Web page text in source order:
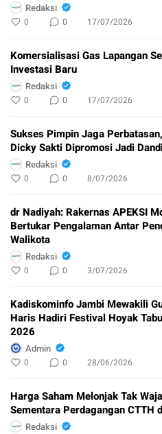
Redaksi
0 0 17/07/2026
Komersialisasi Gas Lapangan
Investasi Baru
Redaksi
0 0 17/07/2026
Sukses Pimpin Jaga
Dicky Sakti Dipromosi Jadi
Redaksi
0 0 8/07/2026
dr Nadiyah: Rakernas APEKSI
Bertukar Pengalaman Antar
Walikota
Redaksi
0 0 3/07/2026
Kadiskominfo Jambi Mewakili
Haris Hadiri Festival Hoyak
2026
Admin
0 0 28/06/2026
Harga Saham Melonjak Tak
Sementara Perdagangan CTTH
Redaksi